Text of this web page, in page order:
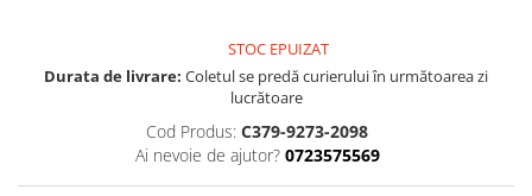
STOC EPUIZAT
Durata de livrare: Coletul se predă curierului în următoarea zi
lucrătoare
Cod Produs: C379-9273-2098
Ai nevoie de ajutor? 0723575569